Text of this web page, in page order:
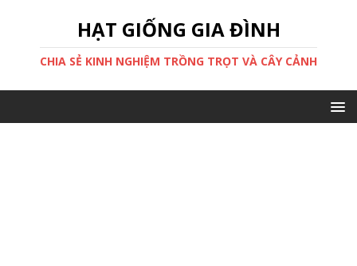
HẠT GIỐNG GIA ĐÌNH
CHIA SẺ KINH NGHIỆM TRỒNG TRỌT VÀ CÂY CẢNH